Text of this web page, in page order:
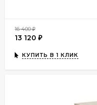
16 400₽
13 120 ₽
КУПИТЬ В 1 КЛИК